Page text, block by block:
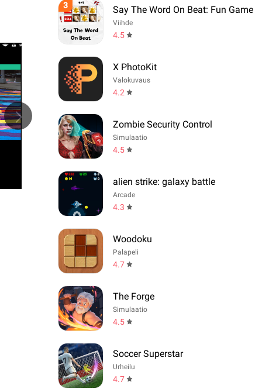
3 Say The Word On Beat: Fun Game
Viihde
4.5
X PhotoKit
Valokuvaus
4.2
Zombie Security Control
Simulaatio
4.5
alien strike: galaxy battle
Arcade
4.3
Woodoku
Palapeli
4.7
The Forge
Simulaatio
4.5
Soccer Superstar
Urheilu
4.7